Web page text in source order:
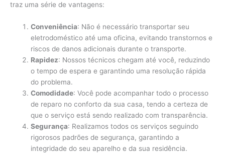
traz uma série de vantagens:
Conveniência: Não é necessário transportar seu
eletrodoméstico até uma oficina, evitando transtornos e
riscos de danos adicionais durante o transporte.
Rapidez: Nossos técnicos chegam até você, reduzindo
o tempo de espera e garantindo uma resolução rápida
do problema.
Comodidade: Você pode acompanhar todo o processo
de reparo no conforto da sua casa, tendo a certeza de
que o serviço está sendo realizado com transparência.
Segurança: Realizamos todos os serviços seguindo
rigorosos padrões de segurança, garantindo a
integridade do seu aparelho e da sua residência.